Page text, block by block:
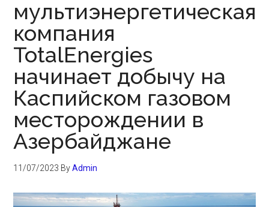
мультиэнергетическая
компания
TotalEnergies
начинает добычу на
Каспийском газовом
месторождении в
Азербайджане
11/07/2023 ByAdmin